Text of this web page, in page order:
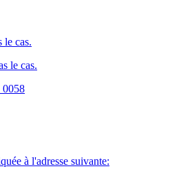
le cas.
le cas.
0058
à l'adresse suivante: